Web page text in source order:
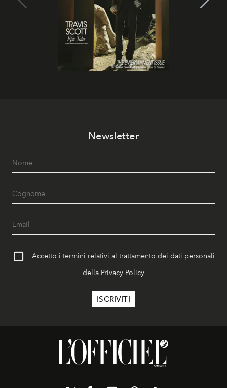
Newsletter
Accetto i termini relativi al trattamento dei dati personali
della Privacy Policy